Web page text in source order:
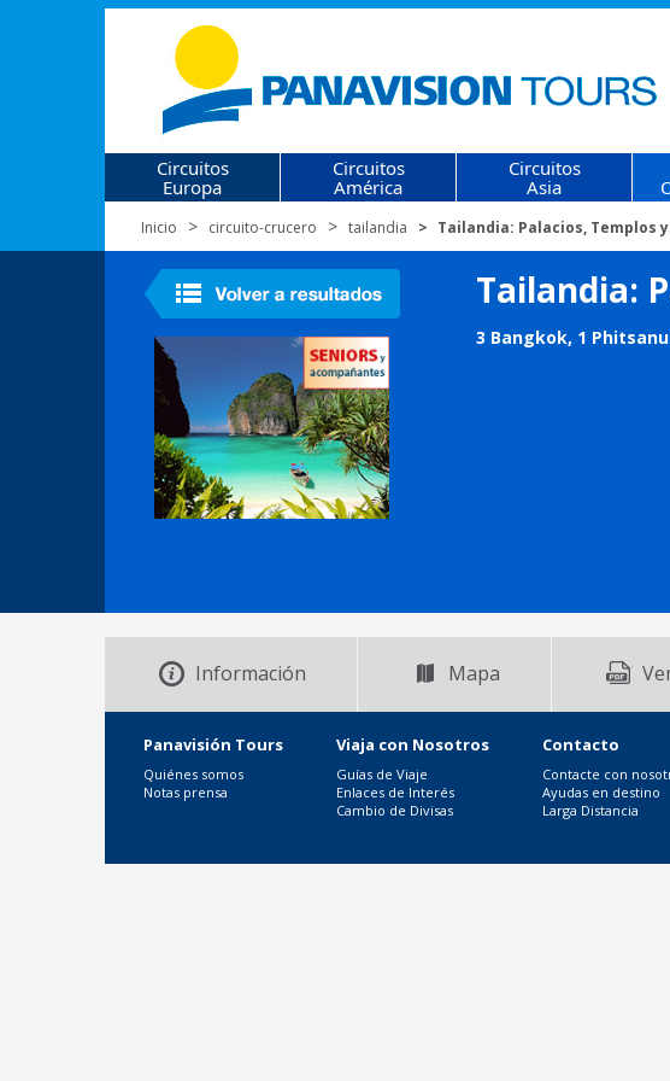
Circuitos
Europa
Circuitos
América
Circuitos
Asia
Inicio circuito-crucero tailandia Tailandia: Palacios, Templos
Tailandia:
3 Bangkok, 1
Información Mapa
Panavisión Tours
Quiénes somos
Notas prensa
Viaja con Nosotros
Guías de Viaje
Enlaces de Interés
Cambio de Divisas
Contacto
Contacte con
Ayudas en destino
Larga Distancia